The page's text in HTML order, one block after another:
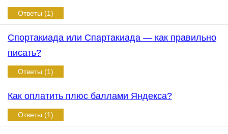
Ответы (1)
Спортакиада или Спартакиада — как правильно
писать?
Ответы (1)
Как оплатить плюс баллами Яндекса?
Ответы (1)